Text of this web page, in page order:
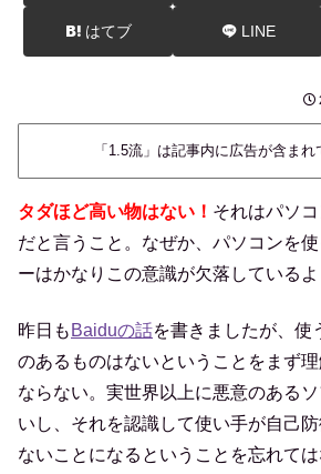
はてブ LINE
「1.5流」は記事内に広告が含まれ
タダほど高い物はない！ それはパソ
だと言うこと。なぜか、パソコンを
ーはかなりこの意識が欠落しているよ
昨日も Baiduの話を書きましたが、使
のあるものはないということをまず
ならない。実世界以上に悪意のある
いし、それを認識して使い手が自己
ないことになるということを忘れては